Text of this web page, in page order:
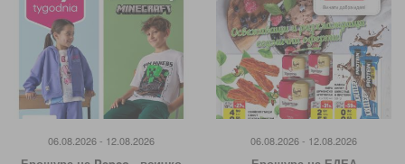
06.08.2026 - 12.08.2026 06.08.2026 - 12.08.2026